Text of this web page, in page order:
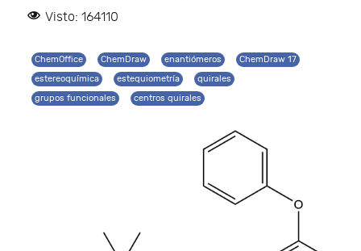
Visto: 164110
ChemOffice ChemDraw enantiómeros
ChemDraw 17
estereoquímica
estequiometría
quirales
grupos funcionales
centros quirales